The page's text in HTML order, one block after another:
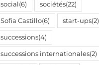
social (6) sociétés(22)
Sofia Castillo(6) start-ups(2)
successions(4)
successions internationales(2)